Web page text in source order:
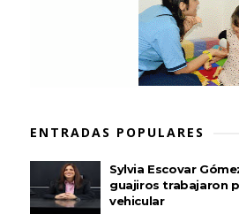
ENTRADAS POPULARES
Sylvia Escovar
guajiros trabajaron
vehicular